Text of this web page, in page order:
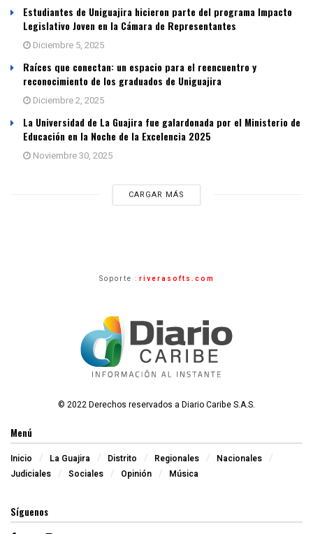
Estudiantes de Uniguajira hicieron parte del programa Impacto
Legislativo Joven en la Cámara de Representantes
Diciembre 5, 2025
Raíces que conectan: un espacio para el reencuentro y
reconocimiento de los graduados de Uniguajira
Diciembre 2, 2025
La Universidad de La Guajira fue galardonada por el Ministerio de
Educación en la Noche de la Excelencia 2025
Noviembre 30, 2025
CARGAR MÁS
Soporte : riverasofts.com
© 2022 Derechos reservados a Diario Caribe S.A.S.
Menú
Inicio La Guajira Distrito Regionales
Nacionales
Judiciales
Sociales Opinión Música
Síguenos